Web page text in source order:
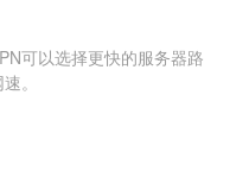
可以选择更快的服务器路
。